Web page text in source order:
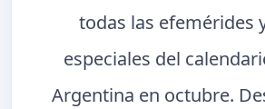
todas las efemérides
especiales del
Argentina en octubre.